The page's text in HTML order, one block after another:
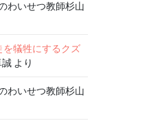
わいせつ教師杉山
犠牲にするクズ
誠より
わいせつ教師杉山